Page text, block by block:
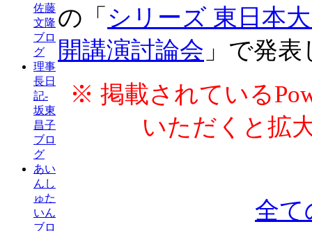
佐藤
文隆
ブロ
グ
理事
長日
記-
坂東
昌子
ブロ
グ
あい
んし
ゅた
いん
ブロ
の「 シリーズ 東日本
開講演討論会 」で発
※ 掲載されている
いただくと拡
全て